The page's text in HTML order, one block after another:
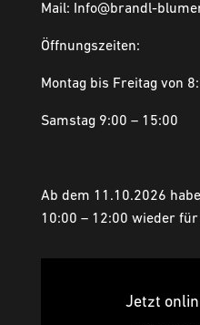
Mail: Info@brandl-
Öffnungszeiten:
Montag bis Freitag von
Samstag 9:00 – 15:00
Ab dem 11.10.2026
10:00 – 12:00 wieder für
Jetzt